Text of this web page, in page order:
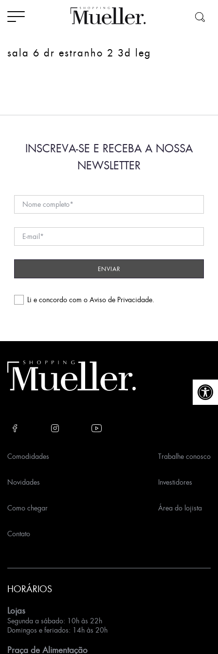
Abrir
sala 6 dr estranho 2 3d leg
INSCREVA-SE E RECEBA A NOSSA
NEWSLETTER
Li e concordo com o Aviso de Privacidade
empty.
Comodidades
Novidades
Como chegar
Contato
Trabalhe conosco
Investidores
Área do lojista
HORÁRIOS
Lojas
Segunda a sábado: 10h às 22h
Domingos e feriados: 14h às 20h
Praça de Alimentação